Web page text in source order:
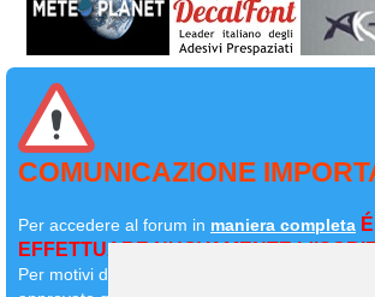
COMUNICAZIONE
Per accedere al forum in maniera completa
EFFETTUARE NUOVAMENTE
Per motivi di sicurezza il